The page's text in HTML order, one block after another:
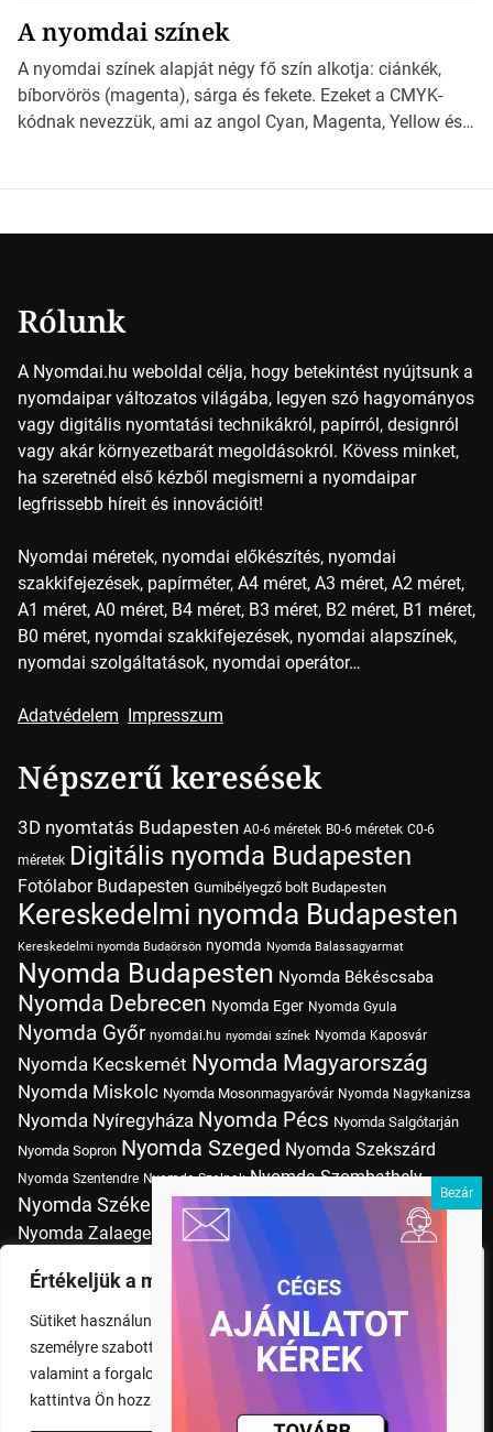
Értékeljük a magánéletét
Sütiket használunk a böngészési élmény fokozására,
személyre szabott hirdetések vagy tartalmak megjelenítésére,
valamint a forgalom elemzésére. A "Mindent elfogad" gombra
kattintva Ön hozzájárul a cookie-k használatához.
*Hirdetés Ebben a cikkben a papírméretek izgalmas
világába kalauzolunk el téged, hogy jobban megértsd,
milyen szempontok alapján érdemes választanod a
jövőben. Bevezetés a papírméretek világába A […]
A nyomdai színek
A nyomdai színek alapját négy fő szín alkotja: ciánkék,
bíborvörös (magenta), sárga és fekete. Ezeket a CMYK-
kódnak nevezzük, ami az angol Cyan, Magenta, Yellow és
Rólunk
A Nyomdai.hu weboldal célja, hogy betekintést nyújtsunk a
nyomdaipar változatos világába, legyen szó hagyományos
vagy digitális nyomtatási technikákról, papírról, designról
vagy akár környezetbarát megoldásokról. Kövess minket,
ha szeretnéd első kézből megismerni a nyomdaipar
legfrissebb híreit és innovációit!
Nyomdai méretek, nyomdai előkészítés, nyomdai
szakkifejezések, papírméter, A4 méret, A3 méret, A2 méret,
A1 méret, A0 méret, B4 méret, B3 méret, B2 méret, B1 méret,
B0 méret, nyomdai szakkifejezések, nyomdai alapszínek,
nyomdai szolgáltatások, nyomdai operátor…
Adatvédelem Impresszum
Népszerű keresések
3D nyomtatás Budapesten A0-6 méretek B0-6 méretek C0-6
méretek Digitális nyomda Budapesten
Fotólabor Budapesten Gumibélyegző bolt Budapesten
Kereskedelmi nyomda Budapesten
Kereskedelmi nyomda Budaörsön nyomda Nyomda Balassagyarmat
Nyomda Budapesten Nyomda Békéscsaba
Nyomda Debrecen Nyomda Eger Nyomda Gyula
Nyomda Győr nyomdai.hu nyomdai színek Nyomda Kaposvár
Nyomda Kecskemét Nyomda Magyarország
Nyomda Miskolc Nyomda Mosonmagyaróvár Nyomda Nagykanizsa
Nyomda Nyíregyháza Nyomda Pécs Nyomda Salgótarján
Nyomda Sopron Nyomda Szeged Nyomda Szekszárd
Nyomda Szentendre Nyomda Szolnok Nyomda Szombathely
Nyomda Székesfehérvár Nyomda Tatabánya Nyomda Vác
Nyomda Zalaegerszeg Nyomda Érd nyomtatás
Nyomtatás Budapesten
Pólónyomtatás Budapesten Szitanyomda Budapesten
Tudásbázis